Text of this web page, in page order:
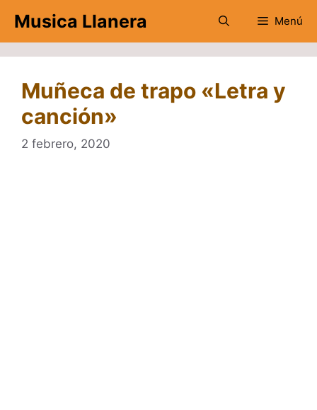
contenido
Musica Llanera Menú
Muñeca de trapo «Letra y
canción»
2 febrero, 2020